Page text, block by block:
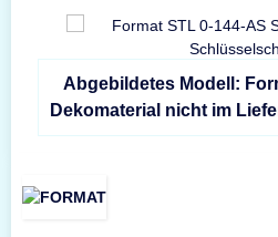
Abgebildetes Modell:
Dekomaterial nicht im